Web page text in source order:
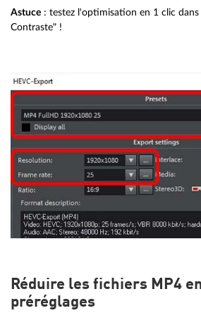
Astuce : testez l'optimisation en 1 clic
Contraste" !
Réduire les fichiers MP4
préréglages